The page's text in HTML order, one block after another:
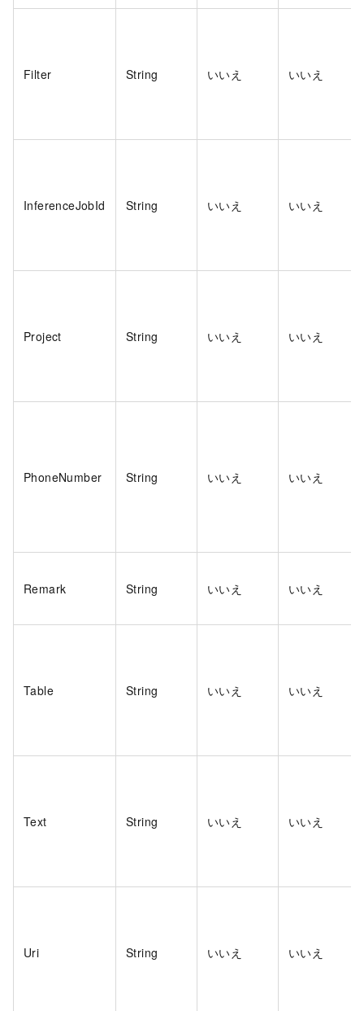
Filter String いいえ いいえ
InferenceJobId String いいえ いいえ
Project String いいえ いいえ
PhoneNumber String いいえ いいえ
Remark String いいえ いいえ
Table String いいえ いいえ
Text String いいえ いいえ
Uri String いいえ いいえ